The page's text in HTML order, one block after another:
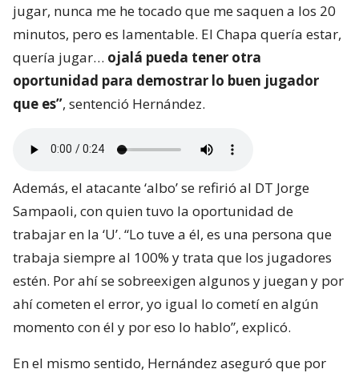
jugar, nunca me he tocado que me saquen a los 20
minutos, pero es lamentable. El Chapa quería estar,
quería jugar… ojalá pueda tener otra
oportunidad para demostrar lo buen jugador
que es”, sentenció Hernández.
Además, el atacante ‘albo’ se refirió al DT Jorge
Sampaoli, con quien tuvo la oportunidad de
trabajar en la ‘U’. “Lo tuve a él, es una persona que
trabaja siempre al 100% y trata que los jugadores
estén. Por ahí se sobreexigen algunos y juegan y por
ahí cometen el error, yo igual lo cometí en algún
momento con él y por eso lo hablo”, explicó.
En el mismo sentido, Hernández aseguró que por